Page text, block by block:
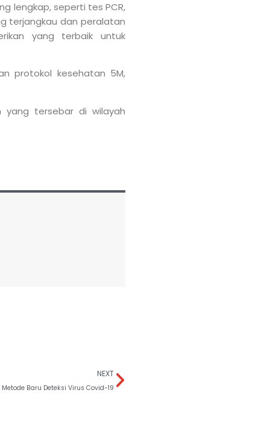
lengkap, seperti tes PCR,
terjangkau dan peralatan
yang terbaik untuk
protokol kesehatan 5M,
yang tersebar di wilayah
NEXT
Baru Deteksi Virus Covid-19